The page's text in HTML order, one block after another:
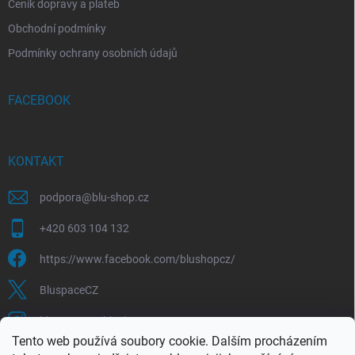
Tento web používá soubory cookie. Dalším procházením
Ceník dopravy a plateb
Obchodní podmínky
Podmínky ochrany osobních údajů
FACEBOOK
KONTAKT
podpora@blu-shop.cz
+420 603 104 132
https://www.facebook.com/blushopcz/
BluspaceCZ
bluspace.cz_blushop.cz